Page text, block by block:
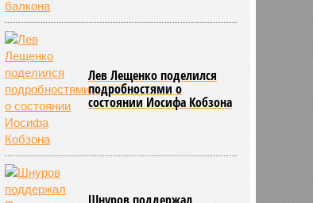
Лев Лещенко поделился
подробностями о
состоянии Иосифа Кобзона
Шнуров поддержал